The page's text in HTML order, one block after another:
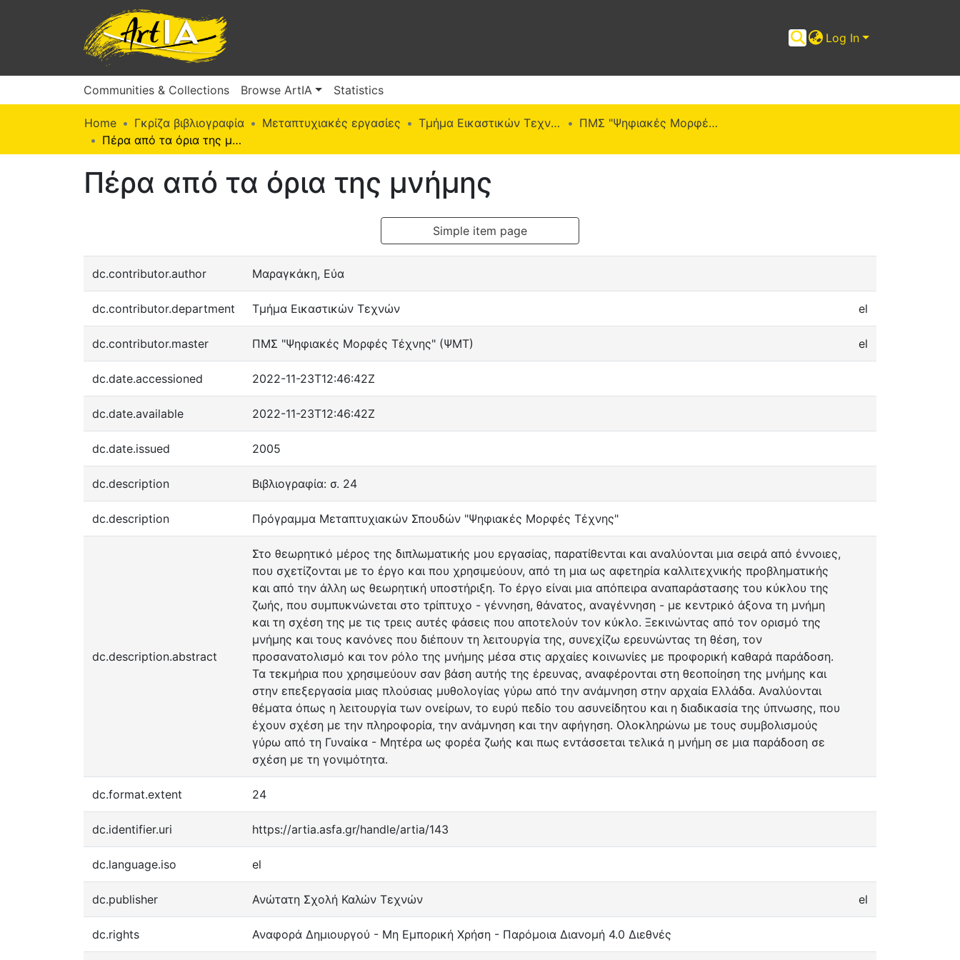
Log In
Communities & Collections Browse ArtIA Statistics
Home Γκρίζα βιβλιογραφία Μεταπτυχιακές εργασίες Τμήμα Εικαστικών Τεχνών
ΠΜΣ "Ψηφιακές Μορφές Τέχνης" (ΨΜΤ)
Πέρα από τα όρια της μνήμης
Πέρα από τα όρια της μνήμης
Simple item page
dc.contributor.author Μαραγκάκη, Εύα
dc.contributor.department Τμήμα Εικαστικών Τεχνών el
dc.contributor.master ΠΜΣ "Ψηφιακές Μορφές Τέχνης" (ΨΜΤ) el
dc.date.accessioned 2022-11-23T12:46:42Z
dc.date.available 2022-11-23T12:46:42Z
dc.date.issued 2005
dc.description Βιβλιογραφία: σ. 24
dc.description Πρόγραμμα Μεταπτυχιακών Σπουδών "Ψηφιακές Μορφές Τέχνης"
dc.description.abstract
Στο θεωρητικό μέρος της διπλωματικής μου εργασίας, παρατίθενται και αναλύονται μια σειρά από έννοιες,
που σχετίζονται με το έργο και που χρησιμεύουν, από τη μια ως αφετηρία καλλιτεχνικής προβληματικής
και από την άλλη ως θεωρητική υποστήριξη. Το έργο είναι μια απόπειρα αναπαράστασης του κύκλου της
ζωής, που συμπυκνώνεται στο τρίπτυχο - γέννηση, θάνατος, αναγέννηση - με κεντρικό άξονα τη μνήμη
και τη σχέση της με τις τρεις αυτές φάσεις που αποτελούν τον κύκλο. Ξεκινώντας από τον ορισμό της
μνήμης και τους κανόνες που διέπουν τη λειτουργία της, συνεχίζω ερευνώντας τη θέση, τον
προσανατολισμό και τον ρόλο της μνήμης μέσα στις αρχαίες κοινωνίες με προφορική καθαρά παράδοση.
Τα τεκμήρια που χρησιμεύουν σαν βάση αυτής της έρευνας, αναφέρονται στη θεοποίηση της μνήμης και
στην επεξεργασία μιας πλούσιας μυθολογίας γύρω από την ανάμνηση στην αρχαία Ελλάδα. Αναλύονται
θέματα όπως η λειτουργία των ονείρων, το ευρύ πεδίο του ασυνείδητου και η διαδικασία της ύπνωσης, που
έχουν σχέση με την πληροφορία, την ανάμνηση και την αφήγηση. Ολοκληρώνω με τους συμβολισμούς
γύρω από τη Γυναίκα - Μητέρα ως φορέα ζωής και πως εντάσσεται τελικά η μνήμη σε μια παράδοση σε
σχέση με τη γονιμότητα.
dc.format.extent 24
dc.identifier.uri https://artia.asfa.gr/handle/artia/143
dc.language.iso el
dc.publisher Ανώτατη Σχολή Καλών Τεχνών el
dc.rights Αναφορά Δημιουργού - Μη Εμπορική Χρήση - Παρόμοια Διανομή 4.0 Διεθνές